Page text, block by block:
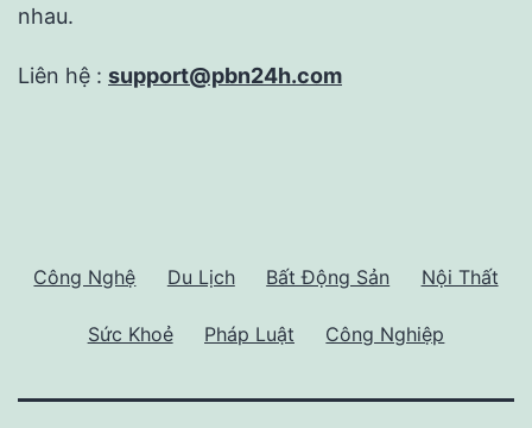
nhau.
Liên hệ : support@pbn24h.com
Công Nghệ Du Lịch Bất Động Sản Nội Thất
Sức Khoẻ Pháp Luật Công Nghiệp